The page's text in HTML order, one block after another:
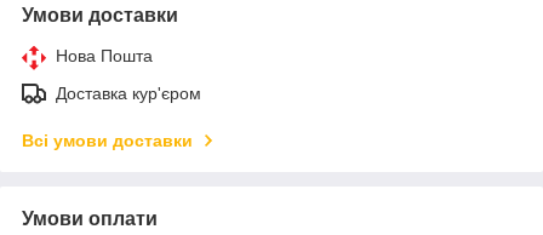
Умови доставки
Нова Пошта
Доставка кур'єром
Всі умови доставки
Умови оплати